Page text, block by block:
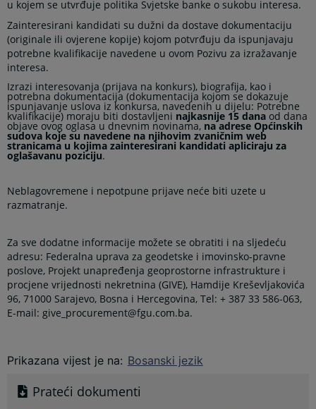
u kojem se utvrđuje politika Svjetske banke o sukobu interesa.
Zainteresirani kandidati su dužni da dostave dokumentaciju
(originale ili ovjerene kopije) kojom potvrđuju da ispunjavaju
potrebne kvalifikacije navedene u ovom Pozivu za izražavanje
interesa.
Izrazi interesovanja (prijava na konkurs), biografija, kao i
potrebna dokumentacija (dokumentacija kojom se dokazuje
ispunjavanje uslova iz konkursa, navedenih u dijelu: Potrebne
kvalifikacije) moraju biti dostavljeni najkasnije 15 dana od dana
objave ovog oglasa u dnevnim novinama, na adrese Općinskih
sudova koje su navedene na njihovim zvaničnim web
stranicama u kojima zainteresirani kandidati apliciraju za
oglašavanu poziciju.
Neblagovremene i nepotpune prijave neće biti uzete u
razmatranje.
Za sve dodatne informacije možete se obratiti i na sljedeću
adresu: Federalna uprava za geodetske i imovinsko-pravne
poslove, Projekt unapređenja geoprostorne infrastrukture i
procjene vrijednosti nekretnina (GIVE), Hamdije Kreševljakovića
96, 71000 Sarajevo, Bosna i Hercegovina, Tel: + 387 33 586-063,
E-mail: give_procurement@fgu.com.ba.
Prikazana vijest je na: Bosanski jezik
Prateći dokumenti